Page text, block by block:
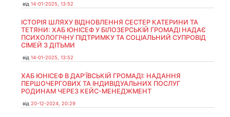
від 14-01-2025, 13:52
ІСТОРІЯ ШЛЯХУ ВІДНОВЛЕННЯ СЕСТЕР КАТЕРИНИ ТА
ТЕТЯНИ: ХАБ ЮНІСЕФ У БІЛОЗЕРСЬКІЙ ГРОМАДІ НАДАЄ
ПСИХОЛОГІЧНУ ПІДТРИМКУ ТА СОЦІАЛЬНИЙ СУПРОВІД
СІМЕЙ З ДІТЬМИ
від 14-01-2025, 13:52
ХАБ ЮНІСЕФ В ДАР’ЇВСЬКІЙ ГРОМАДІ: НАДАННЯ
ПЕРШОЧЕРГОВИХ ТА ІНДИВІДУАЛЬНИХ ПОСЛУГ
РОДИНАМ ЧЕРЕЗ КЕЙС-МЕНЕДЖМЕНТ
від 20-12-2024, 20:29